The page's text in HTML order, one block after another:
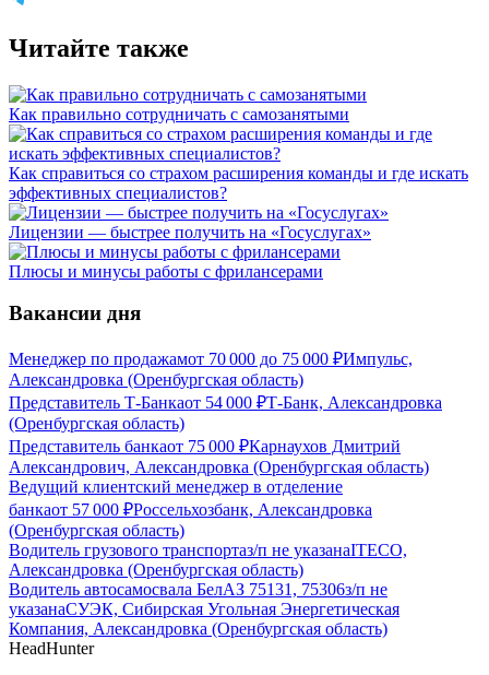
Читайте также
Как правильно сотрудничать с самозанятыми
Как справиться со страхом расширения команды и где искать
эффективных специалистов?
Лицензии — быстрее получить на «Госуслугах»
Плюсы и минусы работы с фрилансерами
Вакансии дня
Менеджер по продажамот 70 000 до 75 000 ₽Импульс,
Александровка (Оренбургская область)
Представитель Т-Банкаот 54 000 ₽Т-Банк, Александровка
(Оренбургская область)
Представитель банкаот 75 000 ₽Карнаухов Дмитрий
Александрович, Александровка (Оренбургская область)
Ведущий клиентский менеджер в отделение
банкаот 57 000 ₽Россельхозбанк, Александровка
(Оренбургская область)
Водитель грузового транспортаз/п не указанаITECO,
Александровка (Оренбургская область)
Водитель автосамосвала БелАЗ 75131, 75306з/п не
указанаСУЭК, Сибирская Угольная Энергетическая
Компания, Александровка (Оренбургская область)
HeadHunter